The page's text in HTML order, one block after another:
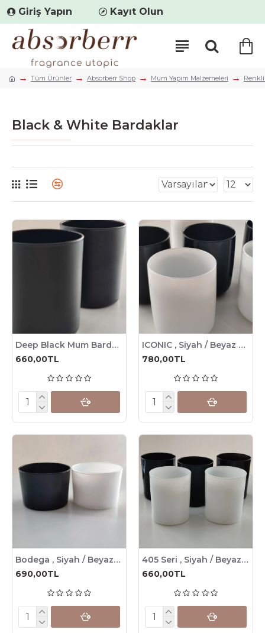
Giriş Yapın Kayıt Olun
Tüm Ürünler Absorberr Shop Mum Yapım Malzemeleri
Black & White Bardaklar
Deep Black Mum Bardağı, 6 Adet / Bardak seçimli
660,00TL
ICONIC , Siyah / Beyaz Renkli Mum Bardağı, 280cc , 6 Adet
780,00TL
Bodega , Siyah / Beyaz Mum Bardağı, 210cc , 6 Adet
690,00TL
405 Seri , Siyah / Beyaz Renkli Mum Bardağı, 245cc , 6 Adet
660,00TL